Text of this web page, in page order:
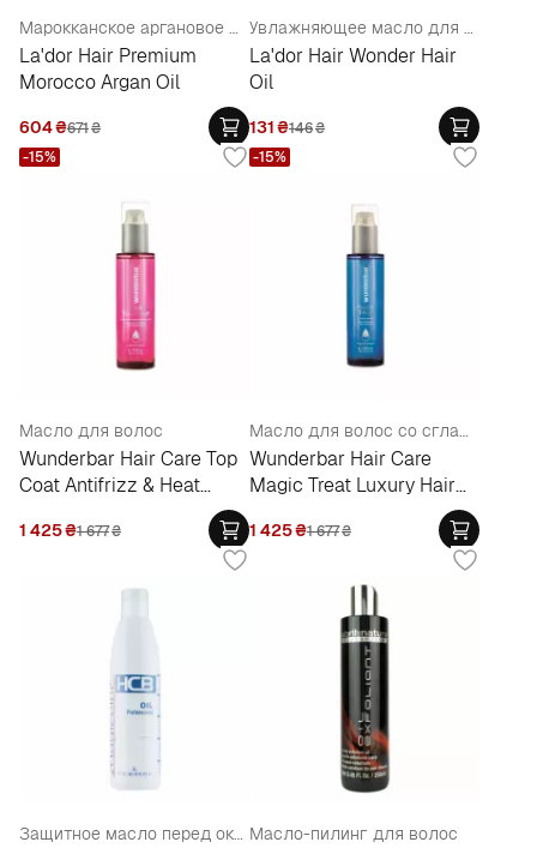
Марокканское аргановое масло для волос
La'dor Hair Premium
Morocco Argan Oil
604₴671₴
Увлажняющее масло для волос
La'dor Hair Wonder Hair
Oil
131₴146₴
Масло для волос
Wunderbar Hair Сare Top
Coat Antifrizz & Heat
1 425₴1 677₴
-15%
Масло для волос со сглаживающим эффектом
Wunderbar Hair Сare
Magic Treat Luxury Hair
1 425₴1 677₴
-15%
Защитное масло перед окрашиванием Масло-пилинг для волос